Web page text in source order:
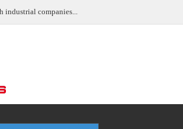
industrial companies...